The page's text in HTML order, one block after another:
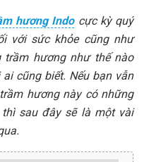
hương Indocực kỳ quý
với sức khỏe cũng như
trầm hương như thế nào
cũng biết. Nếu bạn vẫn
hương này có những
sau đây sẽ là một vài